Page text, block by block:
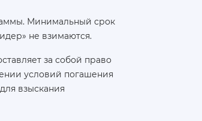
Минимальный срок
не взимаются.
за собой право
условий погашения
взыскания